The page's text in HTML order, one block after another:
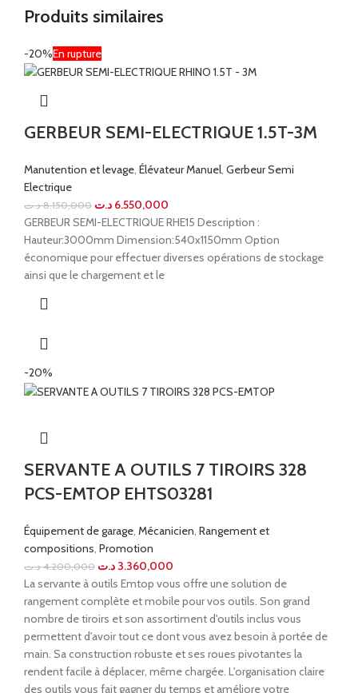
Produits similaires
-20%En rupture
GERBEUR SEMI-ELECTRIQUE 1.5T-3M
Manutention et levage, Élévateur Manuel, Gerbeur Semi
Electrique
8.150,000 د.ت 6.550,000 د.ت
GERBEUR SEMI-ELECTRIQUE RHE15 Description :
Hauteur:3000mm Dimension:540x1150mm Option
économique pour effectuer diverses opérations de stockage
ainsi que le chargement et le
-20%
SERVANTE A OUTILS 7 TIROIRS 328
PCS-EMTOP EHTS03281
Équipement de garage, Mécanicien, Rangement et
compositions, Promotion
4.200,000 د.ت 3.360,000 د.ت
La servante à outils Emtop vous offre une solution de
rangement complète et mobile pour vos outils. Son grand
nombre de tiroirs et son assortiment d'outils inclus vous
permettent d'avoir tout ce dont vous avez besoin à portée de
main. Sa construction robuste et ses roues pivotantes la
rendent facile à déplacer, même chargée. L'organisation claire
des outils vous fait gagner du temps et améliore votre